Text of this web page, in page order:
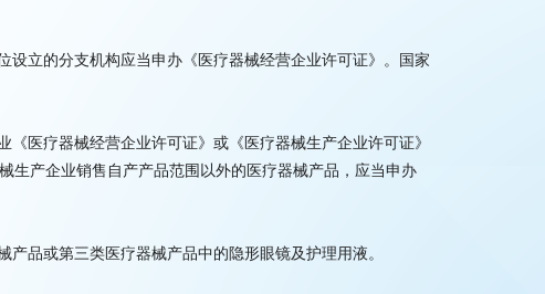
立的分支机构应当申办《医疗器械经营企业许可证》。国家
医疗器械经营企业许可证》或《医疗器械生产企业许可证》
生产企业销售自产产品范围以外的医疗器械产品，应当申办
品或第三类医疗器械产品中的隐形眼镜及护理用液。